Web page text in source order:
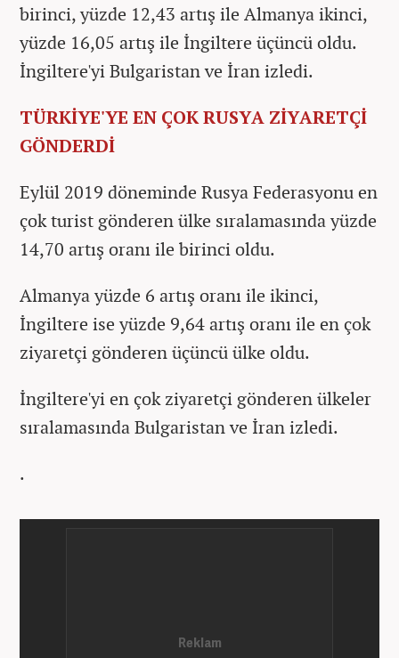
birinci, yüzde 12,43 artış ile Almanya ikinci,
yüzde 16,05 artış ile İngiltere üçüncü oldu.
İngiltere'yi Bulgaristan ve İran izledi.
TÜRKİYE'YE EN ÇOK RUSYA ZİYARETÇİ
GÖNDERDİ
Eylül 2019 döneminde Rusya Federasyonu en
çok turist gönderen ülke sıralamasında yüzde
14,70 artış oranı ile birinci oldu.
Almanya yüzde 6 artış oranı ile ikinci,
İngiltere ise yüzde 9,64 artış oranı ile en çok
ziyaretçi gönderen üçüncü ülke oldu.
İngiltere'yi en çok ziyaretçi gönderen ülkeler
sıralamasında Bulgaristan ve İran izledi.
.